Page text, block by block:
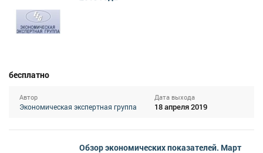
бесплатно
Автор
Экономическая экспертная группа
Дата выхода
18 апреля 2019
Обзор экономических показателей. Март